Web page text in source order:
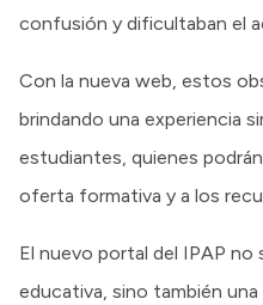
confusión y dificultaban el
Con la nueva web, estos
brindando una experiencia
estudiantes, quienes
oferta formativa y a los
El nuevo portal del IPAP no
educativa, sino también